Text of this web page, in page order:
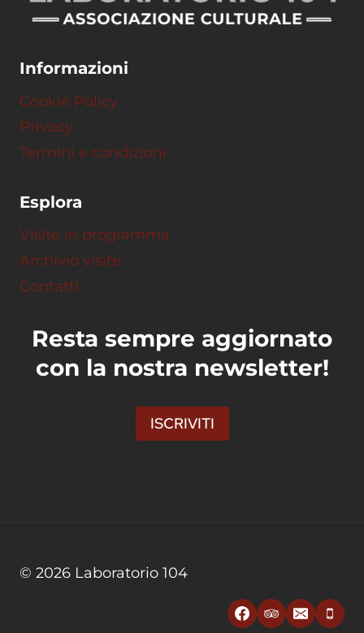
Informazioni
Cookie Policy
Privacy
Termini e condizioni
Esplora
Visite in programma
Archivio visite
Contatti
Resta sempre aggiornato
con la nostra newsletter!
ISCRIVITI
© 2026 Laboratorio 104